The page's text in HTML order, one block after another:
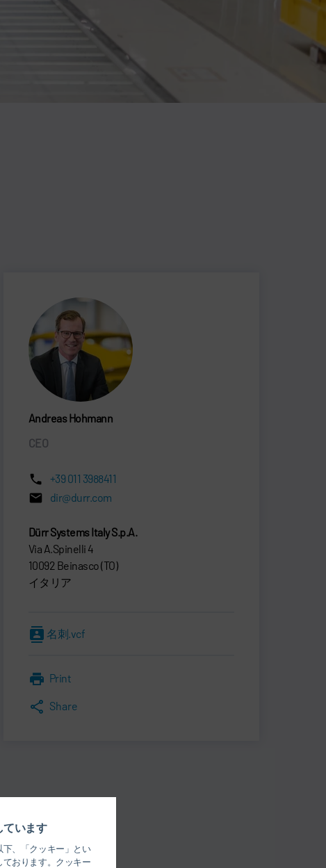
ています
、「クッキー」とい
おります。クッキー
Andreas Hohmann
CEO
+39 011 3988411
dir@durr.com
Dürr Systems Italy S.p.A.
Via A.Spinelli 4
10092 Beinasco (TO)
イタリア
名刺.vcf
Print
Share